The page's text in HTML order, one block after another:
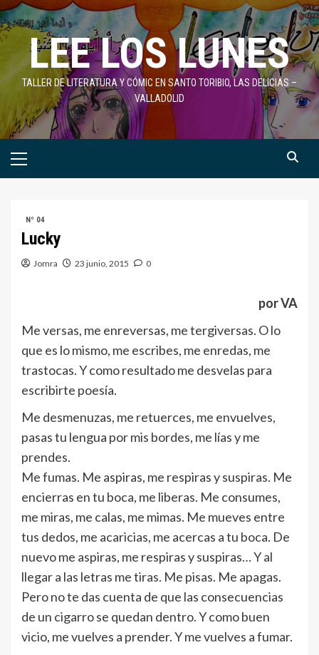
Saltar
al
contenidoLEE LOS LUNES
TALLER DE LITERATURA Y CÓMIC EN SANTO TORIBIO, LAS DELICIAS –
VALLADOLID
Menú
Nº 04
Lucky
Jomra 23 junio, 2015 0
por VA
Me versas, me enreversas, me tergiversas. O lo
que es lo mismo, me escribes, me enredas, me
trastocas. Y como resultado me desvelas para
escribirte poesía.
Me desmenuzas, me retuerces, me envuelves,
pasas tu lengua por mis bordes, me lías y me
prendes.
Me fumas. Me aspiras, me respiras y suspiras. Me
encierras en tu boca, me liberas. Me consumes,
me miras, me calas, me mimas. Me mueves entre
tus dedos, me acaricias, me acercas a tu boca. De
nuevo me aspiras, me respiras y suspiras… Y al
llegar a las letras me tiras. Me pisas. Me apagas.
Pero no te das cuenta de que las consecuencias
de un cigarro se quedan dentro. Y como buen
vicio, me vuelves a prender. Y me vuelves a fumar.